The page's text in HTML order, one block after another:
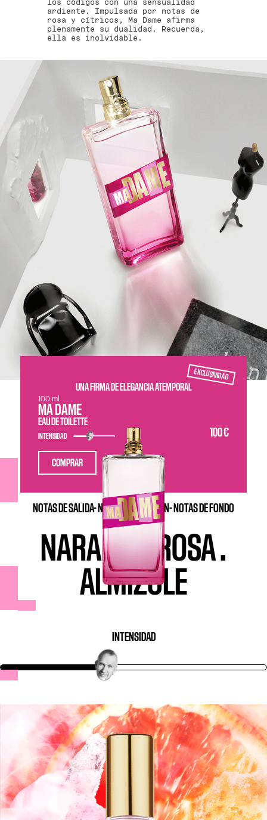
los códigos con una sensualidad
ardiente. Impulsada por notas de
rosa y cítricos, Ma Dame afirma
plenamente su dualidad. Recuerda,
ella es inolvidable.
EXCLUSIVIDAD
UNA FIRMA DE ELEGANCIA ATEMPORAL
MA DAME
EAU DE TOILETTE
100 €
INTENSIDAD
100 ml
COMPRAR
NOTAS DE SALIDA- NOTAS DE CORAZÓN- NOTAS DE FONDO
NARANJA.ROSA.
ALMIZCLE
INTENSIDAD